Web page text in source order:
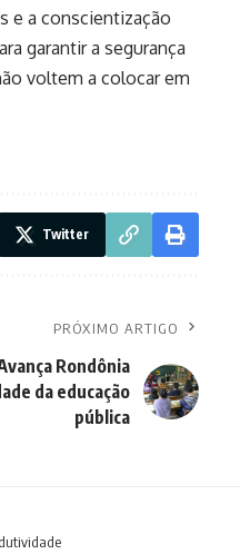
e a conscientização
garantir a segurança
voltem a colocar em
Twitter
PRÓXIMO ARTIGO
Rondônia
da educação
pública